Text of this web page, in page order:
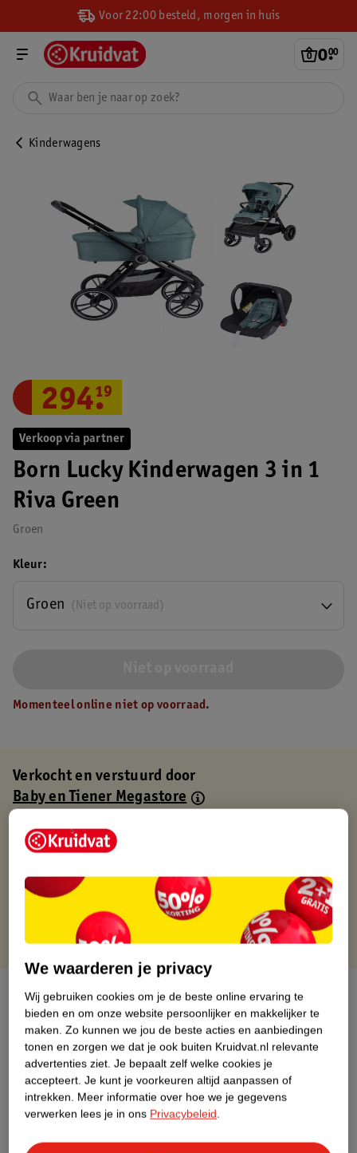
Voor 22:00 besteld, morgen in huis
0.
00
Kinderwagens
Verkoop via partner
Born Lucky Kinderwagen 3 in 1
Riva Green
Groen
294.
19
Kleur
(Niet op voorraad)
Groen
Momenteel online niet op voorraad.
Verkocht en verstuurd door
Baby en Tiener Megastore
Binnen 1 werkdag verstuurd
Gratis thuisbezorgd
Gratis punten met je Kruidvat kaart
Over dit product
Productinformatie
Nature Impact Score
Dit product heeft (nog) geen Nature
Impact Score.
We waarderen je privacy
Wij gebruiken cookies om je de beste online ervaring te
bieden en om onze website persoonlijker en makkelijker te
maken. Zo kunnen we jou de beste acties en aanbiedingen
tonen en zorgen we dat je ook buiten Kruidvat.nl relevante
advertenties ziet. Je bepaalt zelf welke cookies je
accepteert. Je kunt je voorkeuren altijd aanpassen of
intrekken. Meer informatie over hoe we je gegevens
verwerken lees je in ons Privacybeleid.